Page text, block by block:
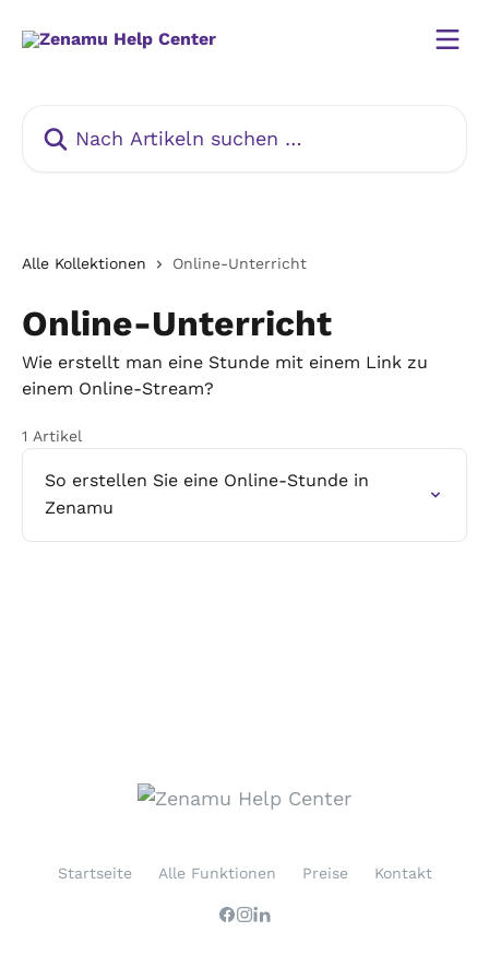
Alle Kollektionen Online-Unterricht
Online-Unterricht
Wie erstellt man eine Stunde mit einem Link zu
einem Online-Stream?
1 Artikel
So erstellen Sie eine Online-Stunde in
Zenamu
Startseite Alle Funktionen Preise Kontakt